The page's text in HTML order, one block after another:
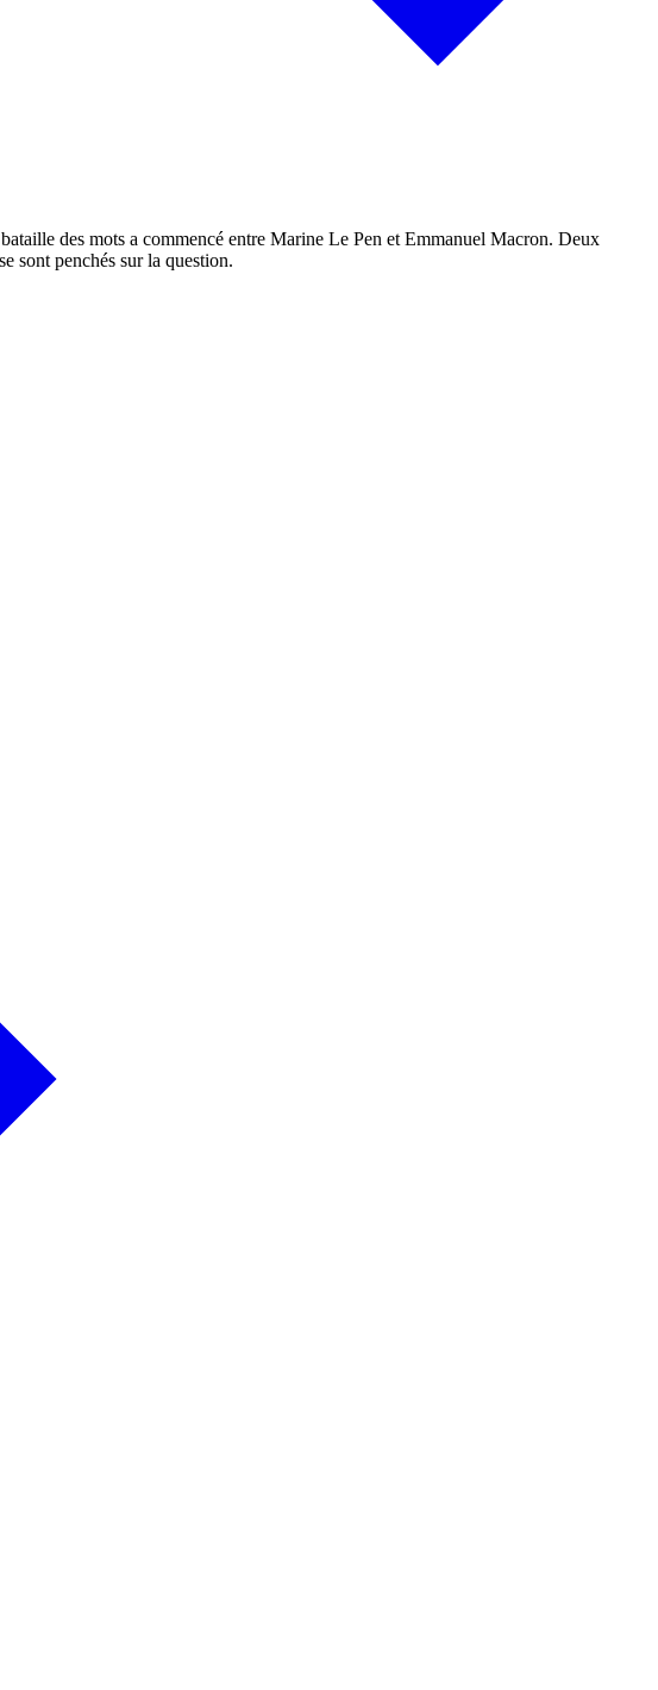
des mots a commencé entre Marine Le Pen et Emmanuel Macron. Deux
sont penchés sur la question.